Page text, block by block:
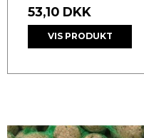
53,10 DKK
VIS PRODUKT